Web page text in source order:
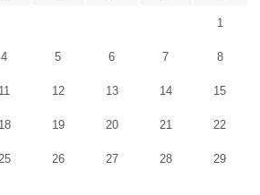
1
4 5 6 7 8
11 12 13 14 15
18 19 20 21 22
26 27 28 29